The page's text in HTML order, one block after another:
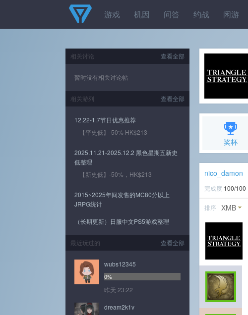
游戏 机因 问答 约战 闲游
奖杯
nico_damon
完成度 100/100
排序 XMB
查看全部
相关讨论
暂时没有相关讨论帖
查看全部
相关游列
12.22-1.7节日优惠推荐
【平史低】-50% HK$213
2025.11.21-2025.12.2 黑色星期五新史
低整理
【新史低】-50%，HK$213
2015~2025年间发售的MC80分以上
JRPG统计
（长期更新）日服中文PS5游戏整理
查看全部
最近玩过的
wubs12345
0%
昨天 23:22
dream2k1v